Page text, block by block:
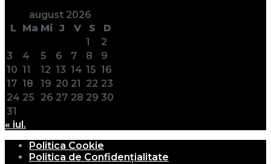
august 2026
L Ma Mi J V S
D
1
2
3
4 5 6 7 8
9
10 11 12 13 14 15 16
17 18 19 20 21 22 23
24 25 26 27 28 29 30
31
« iul.
Politica Cookie
Politica de Confidențialitate